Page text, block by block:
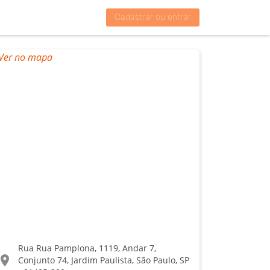
Cadastrar ou entrar
location_on
Rua Rua Pamplona, 1119, Andar 7,
Conjunto 74, Jardim Paulista, São Paulo, SP